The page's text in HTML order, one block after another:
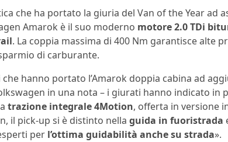
che ha portato la giuria del Van of the Year ad
Amarok è il suo moderno motore 2.0 TDi
. La coppia massima di 400 Nm garantisce alte
di carburante.
che hanno portato l’Amarok doppia cabina ad
in una nota – i giurati hanno indicato
trazione integrale 4Motion, offerta in versione
il pick-up si è distinto nella guida in fuoristrada
per l’ottima guidabilità anche su strada».